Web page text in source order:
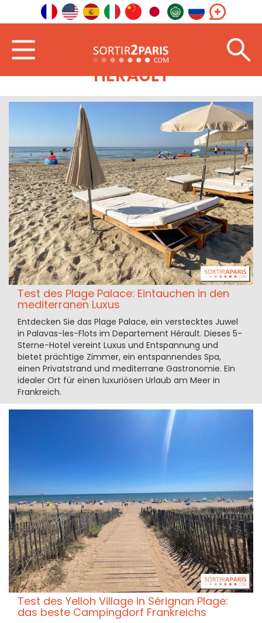
HERAULT
Test des Plage Palace: Eintauchen in den
mediterranen Luxus
Entdecken Sie das Plage Palace, ein verstecktes Juwel
in Palavas-les-Flots im Departement Hérault. Dieses 5-
Sterne-Hotel vereint Luxus und Entspannung und
bietet prächtige Zimmer, ein entspannendes Spa,
einen Privatstrand und mediterrane Gastronomie. Ein
idealer Ort für einen luxuriösen Urlaub am Meer in
Frankreich.
Test des Yelloh Village in Sérignan Plage:
das beste Campingdorf Frankreichs